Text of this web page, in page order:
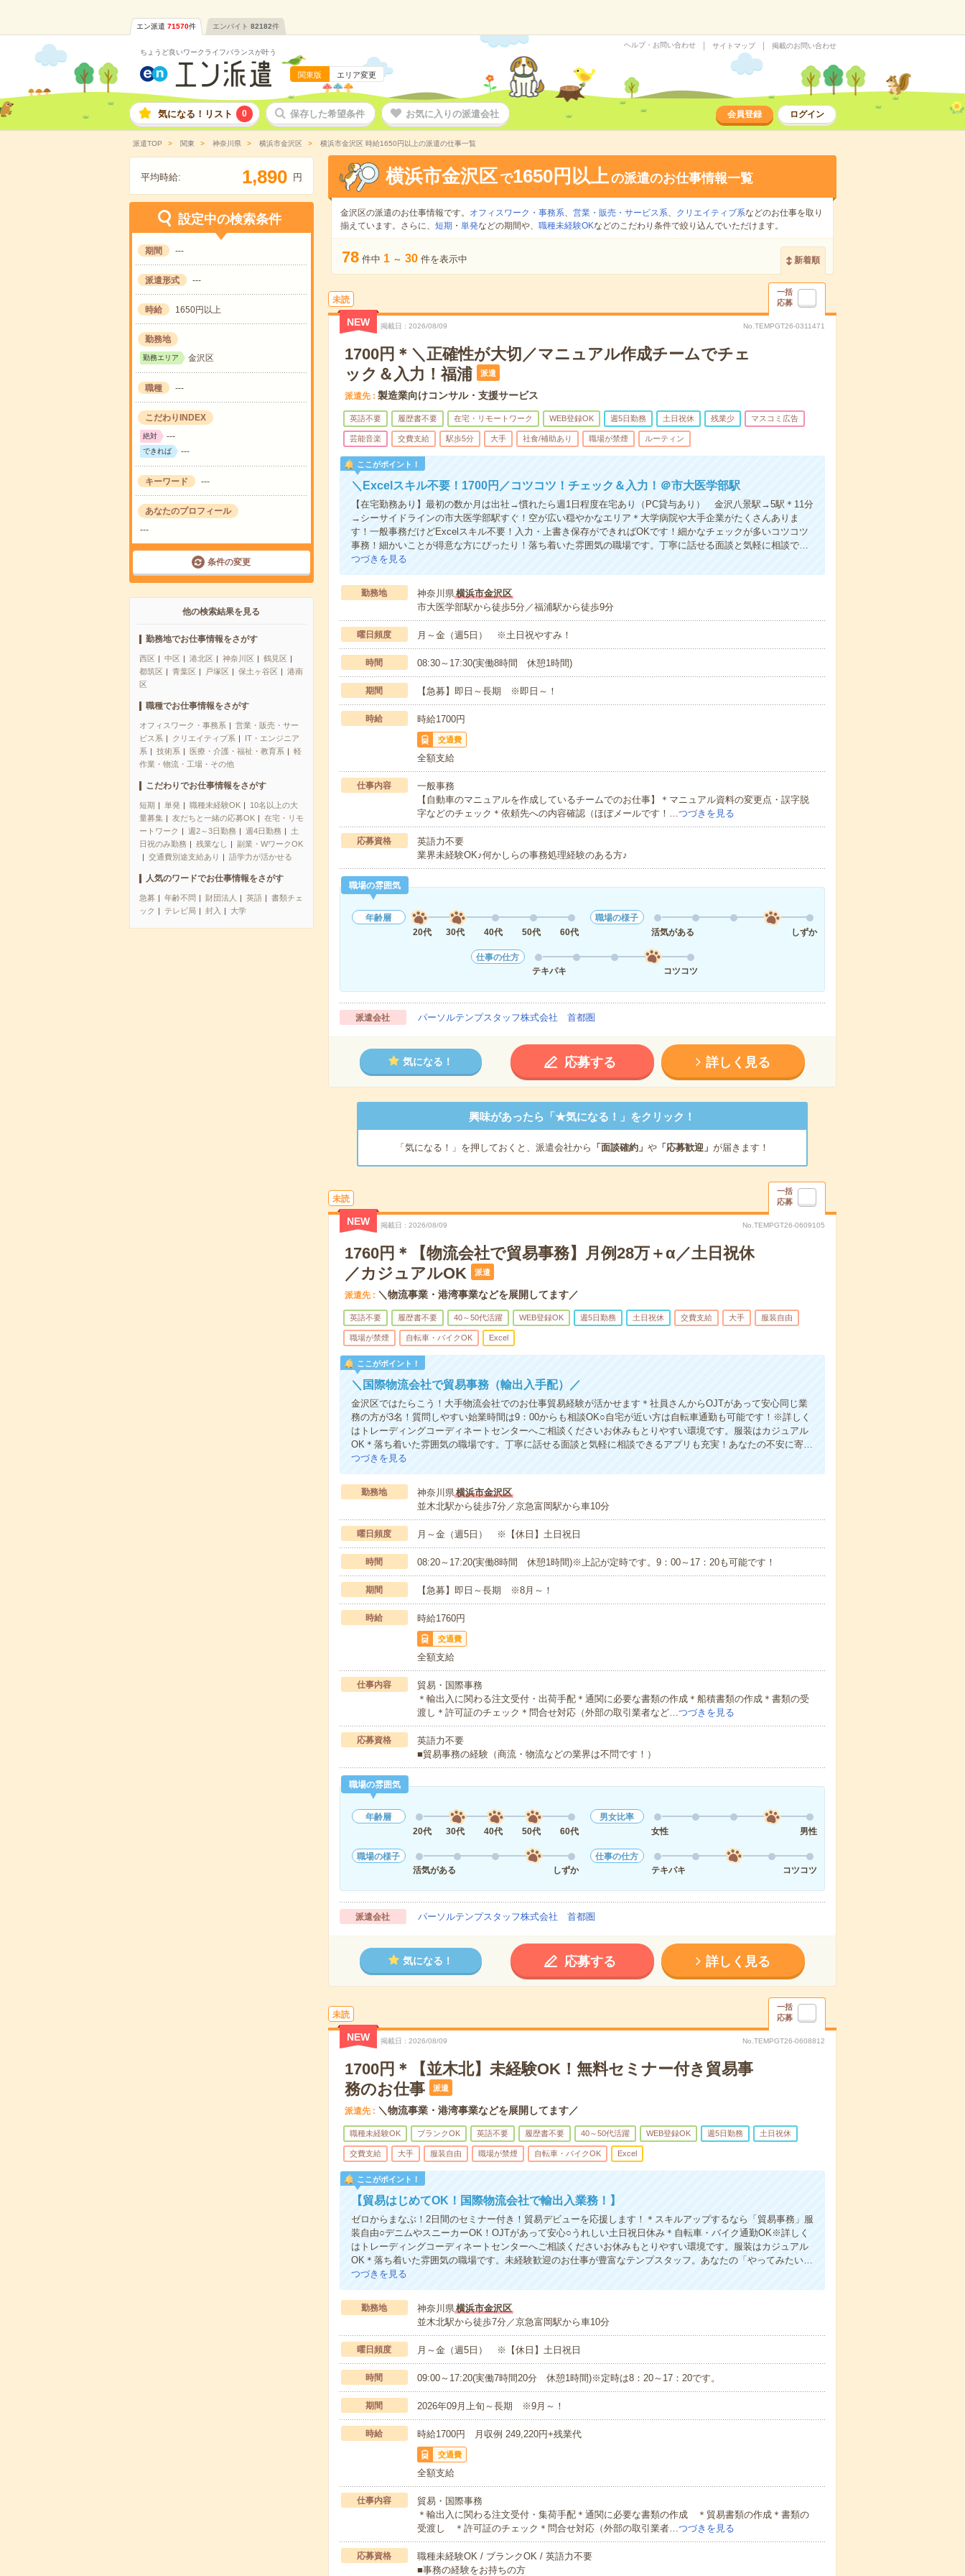
エン派遣 71570件 エンバイト 82182件
ちょうど良いワークライフバランスが叶う
関東版 エリア変更
ヘルプ・お問い合わせ サイトマップ 掲載のお問い合わせ
気になる！リスト 0 保存した希望条件 お気に入りの派遣会社 会員登録 ログイン
派遣TOP 関東 神奈川県 横浜市金沢区 横浜市金沢区 時給1650円以上の派遣の仕事一覧
平均時給: 1,890 円
設定中の検索条件
期間 ---
派遣形式 ---
時給 1650円以上
勤務地
勤務エリア 金沢区
職種 ---
こだわりINDEX
絶対 ---
できれば ---
キーワード ---
あなたのプロフィール
---
条件の変更
他の検索結果を見る
勤務地でお仕事情報をさがす
西区 中区 港北区 神奈川区
鶴見区
都筑区
青葉区 戸塚区 保土ヶ谷区
港南
区
職種でお仕事情報をさがす
オフィスワーク・事務系
営業・販売・サー
ビス系
クリエイティブ系
IT・エンジニア
系
技術系 医療・介護・福祉・教育系
軽
作業・物流・工場・その他
こだわりでお仕事情報をさがす
短期 単発 職種未経験OK
10名以上の大
量募集
友だちと一緒の応募OK
在宅・リモ
ートワーク
週2～3日勤務 週4日勤務
土
日祝のみ勤務
残業なし
副業・WワークOK
交通費別途支給あり
語学力が活かせる
人気のワードでお仕事情報をさがす
急募 年齢不問 財団法人 英語
書類チェ
ック
テレビ局 封入 大学
横浜市金沢区 で1650円以上の派遣のお仕事情報一覧
金沢区の派遣のお仕事情報です。 オフィスワーク・事務系、 営業・販売・サービス系、 クリエイティブ系などのお仕事を取り
揃えています。さらに、 短期 ・ 単発などの期間や、 職種未経験OKなどのこだわり条件で絞り込んでいただけます。
78 件中 1 ～ 30 件を表示中 新着順
未読
一括
応募
NEW 掲載日 2026/08/09 No.TEMPGT26-0311471
1700円＊＼正確性が大切／マニュアル作成チームでチェ
ック＆入力！福浦
派遣
派遣先 製造業向けコンサル・支援サービス
英語不要 履歴書不要 在宅・リモートワーク WEB登録OK 週5日勤務 土日祝休 残業少 マスコミ広告
芸能音楽 交費支給 駅歩5分 大手 社食/補助あり 職場が禁煙 ルーティン
ここがポイント！
＼Excelスキル不要！1700円／コツコツ！チェック＆入力！＠市大医学部駅
【在宅勤務あり】最初の数か月は出社→慣れたら週1日程度在宅あり（PC貸与あり） 金沢八景駅→5駅＊11分
→シーサイドラインの市大医学部駅すぐ！空が広い穏やかなエリア＊大学病院や大手企業がたくさんありま
す！一般事務だけどExcelスキル不要！入力・上書き保存ができればOKです！細かなチェックが多いコツコツ
事務！細かいことが得意な方にぴったり！落ち着いた雰囲気の職場です。丁寧に話せる面談と気軽に相談で…
つづきを見る
勤務地 神奈川県横浜市金沢区
市大医学部駅から徒歩5分／福浦駅から徒歩9分
曜日頻度 月～金（週5日） ※土日祝やすみ！
時間 08:30～17:30(実働8時間 休憩1時間)
期間 【急募】即日～長期 ※即日～！
時給 時給1700円
交通費
全額支給
仕事内容
一般事務
【自動車のマニュアルを作成しているチームでのお仕事】＊マニュアル資料の変更点・誤字脱
字などのチェック＊依頼先への内容確認（ほぼメールです！…つづきを見る
応募資格
英語力不要
業界未経験OK♪何かしらの事務処理経験のある方♪
職場の雰囲気
年齢層
20代
30代 40代 50代 60代
職場の様子
活気がある
しずか
仕事の仕方
テキパキ
コツコツ
派遣会社 パーソルテンプスタッフ株式会社 首都圏
気になる！ 応募する 詳しく見る
興味があったら「★気になる！」をクリック！
「気になる！」を押しておくと、派遣会社から 「面談確約」 や「応募歓迎」 が届きます！
未読
一括
応募
NEW 掲載日 2026/08/09 No.TEMPGT26-0609105
1760円＊【物流会社で貿易事務】月例28万＋α／土日祝休
／カジュアルOK
派遣
派遣先 ＼物流事業・港湾事業などを展開してます／
英語不要 履歴書不要 40～50代活躍 WEB登録OK 週5日勤務 土日祝休 交費支給 大手 服装自由
職場が禁煙 自転車・バイクOK Excel
ここがポイント！
＼国際物流会社で貿易事務（輸出入手配）／
金沢区ではたらこう！大手物流会社でのお仕事貿易経験が活かせます＊社員さんからOJTがあって安心同じ業
務の方が3名！質問しやすい始業時間は9：00からも相談OK○自宅が近い方は自転車通勤も可能です！※詳しく
はトレーディングコーディネートセンターへご相談くださいお休みもとりやすい環境です。服装はカジュアル
OK＊落ち着いた雰囲気の職場です。丁寧に話せる面談と気軽に相談できるアプリも充実！あなたの不安に寄…
つづきを見る
勤務地 神奈川県横浜市金沢区
並木北駅から徒歩7分／京急富岡駅から車10分
曜日頻度 月～金（週5日） ※【休日】土日祝日
時間 08:20～17:20(実働8時間 休憩1時間)※上記が定時です。9：00～17：20も可能です！
期間 【急募】即日～長期 ※8月～！
時給 時給1760円
交通費
全額支給
仕事内容
貿易・国際事務
＊輸出入に関わる注文受付・出荷手配＊通関に必要な書類の作成＊船積書類の作成＊書類の受
渡し＊許可証のチェック＊問合せ対応（外部の取引業者など…つづきを見る
応募資格
英語力不要
■貿易事務の経験（商流・物流などの業界は不問です！）
職場の雰囲気
年齢層
20代
30代 40代 50代 60代
男女比率
女性
男性
職場の様子
活気がある
しずか
仕事の仕方
テキパキ
コツコツ
派遣会社 パーソルテンプスタッフ株式会社 首都圏
気になる！ 応募する 詳しく見る
未読
一括
応募
NEW 掲載日 2026/08/09 No.TEMPGT26-0608812
1700円＊【並木北】未経験OK！無料セミナー付き貿易事
務のお仕事
派遣
派遣先 ＼物流事業・港湾事業などを展開してます／
職種未経験OK ブランクOK 英語不要 履歴書不要 40～50代活躍 WEB登録OK 週5日勤務 土日祝休
交費支給 大手 服装自由 職場が禁煙 自転車・バイクOK Excel
ここがポイント！
【貿易はじめてOK！国際物流会社で輸出入業務！】
ゼロからまなぶ！2日間のセミナー付き！貿易デビューを応援します！＊スキルアップするなら「貿易事務」服
装自由○デニムやスニーカーOK！OJTがあって安心○うれしい土日祝日休み＊自転車・バイク通勤OK※詳しく
はトレーディングコーディネートセンターへご相談くださいお休みもとりやすい環境です。服装はカジュアル
OK＊落ち着いた雰囲気の職場です。未経験歓迎のお仕事が豊富なテンプスタッフ。あなたの「やってみたい…
つづきを見る
勤務地 神奈川県横浜市金沢区
並木北駅から徒歩7分／京急富岡駅から車10分
曜日頻度 月～金（週5日） ※【休日】土日祝日
時間 09:00～17:20(実働7時間20分 休憩1時間)※定時は8：20～17：20です。
期間 2026年09月上旬～長期 ※9月～！
時給 時給1700円 月収例 249,220円+残業代
交通費
全額支給
仕事内容
貿易・国際事務
＊輸出入に関わる注文受付・集荷手配＊通関に必要な書類の作成 ＊貿易書類の作成＊書類の
受渡し ＊許可証のチェック＊問合せ対応（外部の取引業者…つづきを見る
応募資格
職種未経験OK / ブランクOK / 英語力不要
■事務の経験をお持ちの方